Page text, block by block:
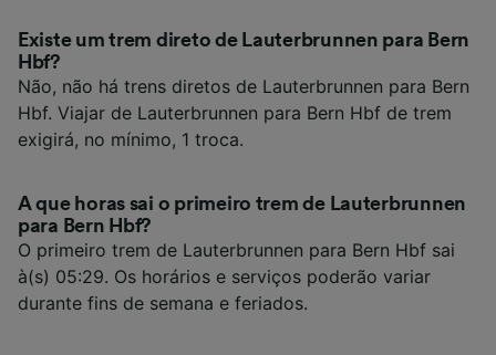
Existe um trem direto de Lauterbrunnen para Bern
Hbf?
Não, não há trens diretos de Lauterbrunnen para Bern
Hbf. Viajar de Lauterbrunnen para Bern Hbf de trem
exigirá, no mínimo, 1 troca.
A que horas sai o primeiro trem de Lauterbrunnen
para Bern Hbf?
O primeiro trem de Lauterbrunnen para Bern Hbf sai
à(s) 05:29. Os horários e serviços poderão variar
durante fins de semana e feriados.